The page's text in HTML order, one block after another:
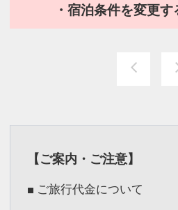
・宿泊条件を変更す
【ご案内・ご注意】
■ ご旅行代金について